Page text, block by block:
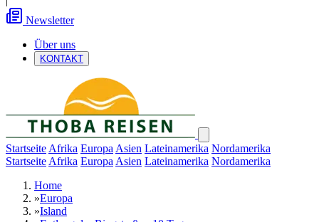
Newsletter
Über uns
KONTAKT
Startseite Afrika Europa Asien Lateinamerika Nordamerika
Startseite Afrika Europa Asien Lateinamerika Nordamerika
Home
»Europa
»Island